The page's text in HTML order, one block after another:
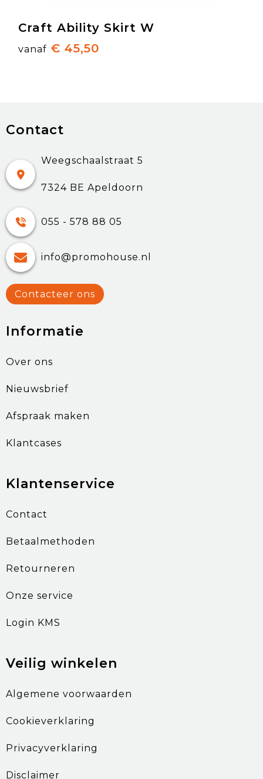
Craft Ability Skirt W
vanaf € 45,50
Contact
Weegschaalstraat 5
7324 BE Apeldoorn
055 - 578 88 05
info@promohouse.nl
Contacteer ons
Informatie
Over ons
Nieuwsbrief
Afspraak maken
Klantcases
Klantenservice
Contact
Betaalmethoden
Retourneren
Onze service
Login KMS
Veilig winkelen
Algemene voorwaarden
Cookieverklaring
Privacyverklaring
Disclaimer